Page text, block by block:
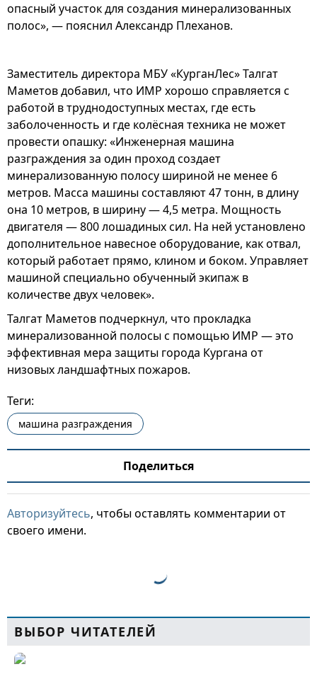
опасный участок для создания минерализованных
полос», — пояснил Александр Плеханов.
Заместитель директора МБУ «КурганЛес» Талгат
Маметов добавил, что ИМР хорошо справляется с
работой в труднодоступных местах, где есть
заболоченность и где колёсная техника не может
провести опашку: «Инженерная машина
разграждения за один проход создает
минерализованную полосу шириной не менее 6
метров. Масса машины составляют 47 тонн, в длину
она 10 метров, в ширину — 4,5 метра. Мощность
двигателя — 800 лошадиных сил. На ней установлено
дополнительное навесное оборудование, как отвал,
который работает прямо, клином и боком. Управляет
машиной специально обученный экипаж в
количестве двух человек».
Талгат Маметов подчеркнул, что прокладка
минерализованной полосы с помощью ИМР — это
эффективная мера защиты города Кургана от
низовых ландшафтных пожаров.
Теги:
машина разграждения
Поделиться
Авторизуйтесь, чтобы оставлять комментарии от
своего имени.
ВЫБОР ЧИТАТЕЛЕЙ